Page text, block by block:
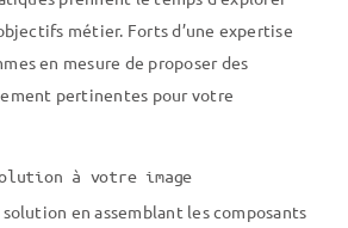
métier. Forts d’une expertise
en mesure de proposer des
pertinentes pour votre
à votre image
en assemblant les composants